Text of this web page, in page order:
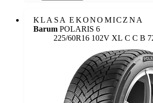
KLASA EKONOMICZNA
Barum POLARIS 6
225/60R16 102V XL Etykieta:
C C B